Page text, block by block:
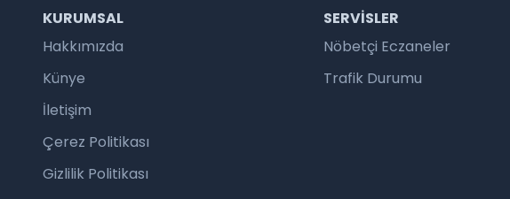
KURUMSAL
Hakkımızda
Künye
İletişim
Çerez Politikası
Gizlilik Politikası
SERVISLER
Nöbetçi Eczaneler
Trafik Durumu